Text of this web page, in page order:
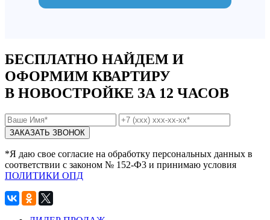
БЕСПЛАТНО НАЙДЕМ И
ОФОРМИМ КВАРТИРУ
В НОВОСТРОЙКЕ ЗА 12 ЧАСОВ
*Я даю свое согласие на обработку персональных данных в
соответствии с законом № 152-Ф3 и принимаю условия
ПОЛИТИКИ ОПД